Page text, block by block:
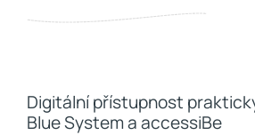
Digitální přístupnost
Blue System a accessiBe